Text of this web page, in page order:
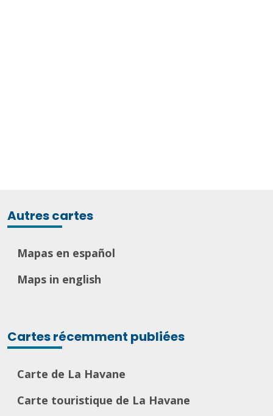
Autres cartes
Mapas en español
Maps in english
Cartes récemment publiées
Carte de La Havane
Carte touristique de La Havane